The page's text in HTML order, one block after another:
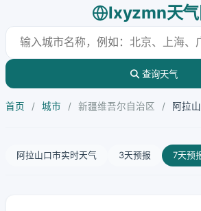
lxyzmn天气
查询天气
首页 / 城市 / 新疆维吾尔自治区 / 阿拉
阿拉山口市实时天气 3天预报 7天预